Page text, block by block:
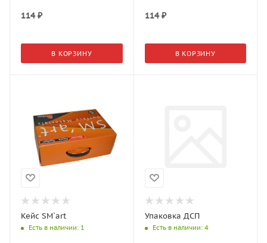
114₽
В КОРЗИНУ
114₽
В КОРЗИНУ
Кейс SM`art
Есть в наличии: 1
Упаковка ДСП
Есть в наличии: 4